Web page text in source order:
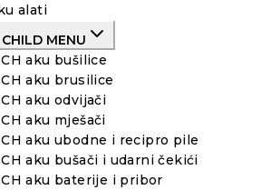
alati
MENU
aku bušilice
aku brusilice
aku odvijači
aku mješači
aku ubodne i recipro pile
aku bušači i udarni čekići
aku baterije i pribor